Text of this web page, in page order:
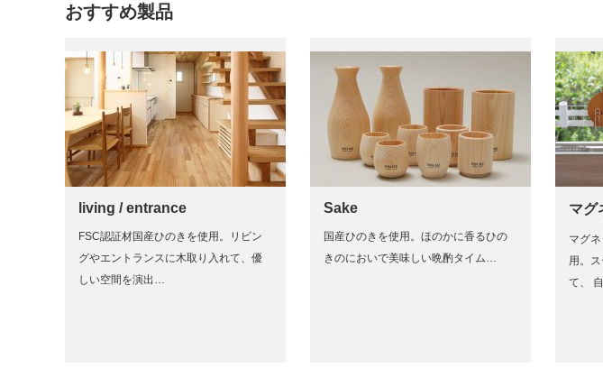
おすすめ製品
living / entrance
FSC認証材国産ひのきを使用。リビン
グやエントランスに木取り入れて、優
しい空間を演出…
Sake
国産ひのきを使用。ほのかに香るひの
きのにおいで美味しい晩酌タイム…
マグ
マグ
用。
て、